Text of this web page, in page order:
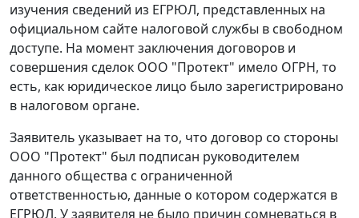
изучения сведений из ЕГРЮЛ, представленных на
официальном сайте налоговой службы в свободном
доступе. На момент заключения договоров и
совершения сделок ООО "Протект" имело ОГРН, то
есть, как юридическое лицо было зарегистрировано
в налоговом органе.
Заявитель указывает на то, что договор со стороны
ООО "Протект" был подписан руководителем
данного общества с ограниченной
ответственностью, данные о котором содержатся в
ЕГРЮЛ. У заявителя не было причин сомневаться в